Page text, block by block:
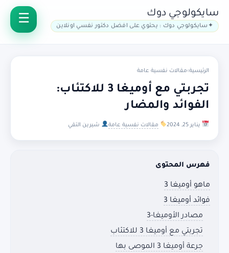
سايكولوجي دوك
سايكولوجي دوك : يحتوي على افضل دكتور نفسي اونلاين
الرئيسية›مقالات نفسية عامة
تجربتي مع أوميغا 3 للاكتئاب:
الفوائد والمضار
يناير 25, 2024 مقالات نفسية عامة شيرين التقي
فهرس المحتوى
ماهو أوميغا 3
فوائد أوميغا 3
مصادر الأوميغا-3
تجربتي مع أوميغا 3 للاكتئاب
جرعة أوميغا 3 الموصى بها